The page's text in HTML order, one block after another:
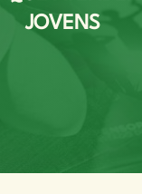
JOVENS